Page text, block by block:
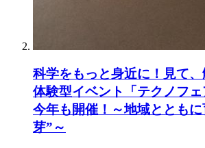
科学をもっと身近に！見て
体験型イベント「テクノフェ
今年も開催！～地域ととも
芽”～